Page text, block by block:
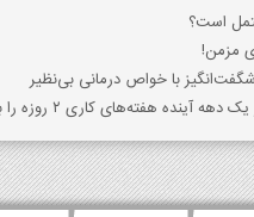
است؟
مزمن!
با خواص درمانی بی‌نظیر
کاری ۲ روزه را به ارمغان بیاور